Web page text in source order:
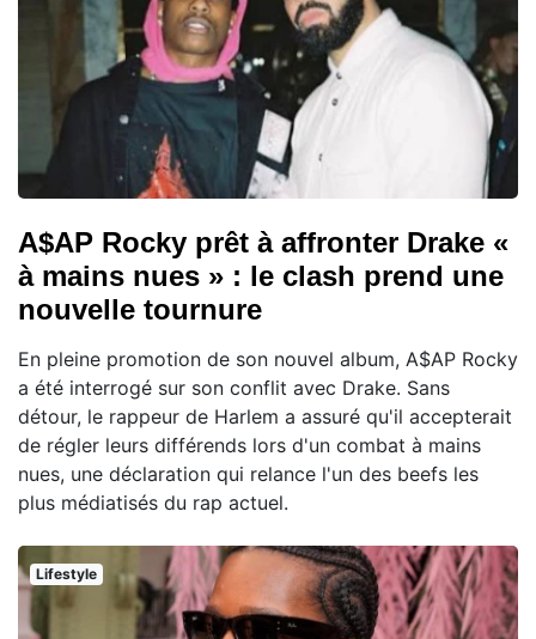
A$AP Rocky prêt à affronter Drake «
à mains nues » : le clash prend une
nouvelle tournure
En pleine promotion de son nouvel album, A$AP Rocky
a été interrogé sur son conflit avec Drake. Sans
détour, le rappeur de Harlem a assuré qu'il accepterait
de régler leurs différends lors d'un combat à mains
nues, une déclaration qui relance l'un des beefs les
plus médiatisés du rap actuel.
Lifestyle